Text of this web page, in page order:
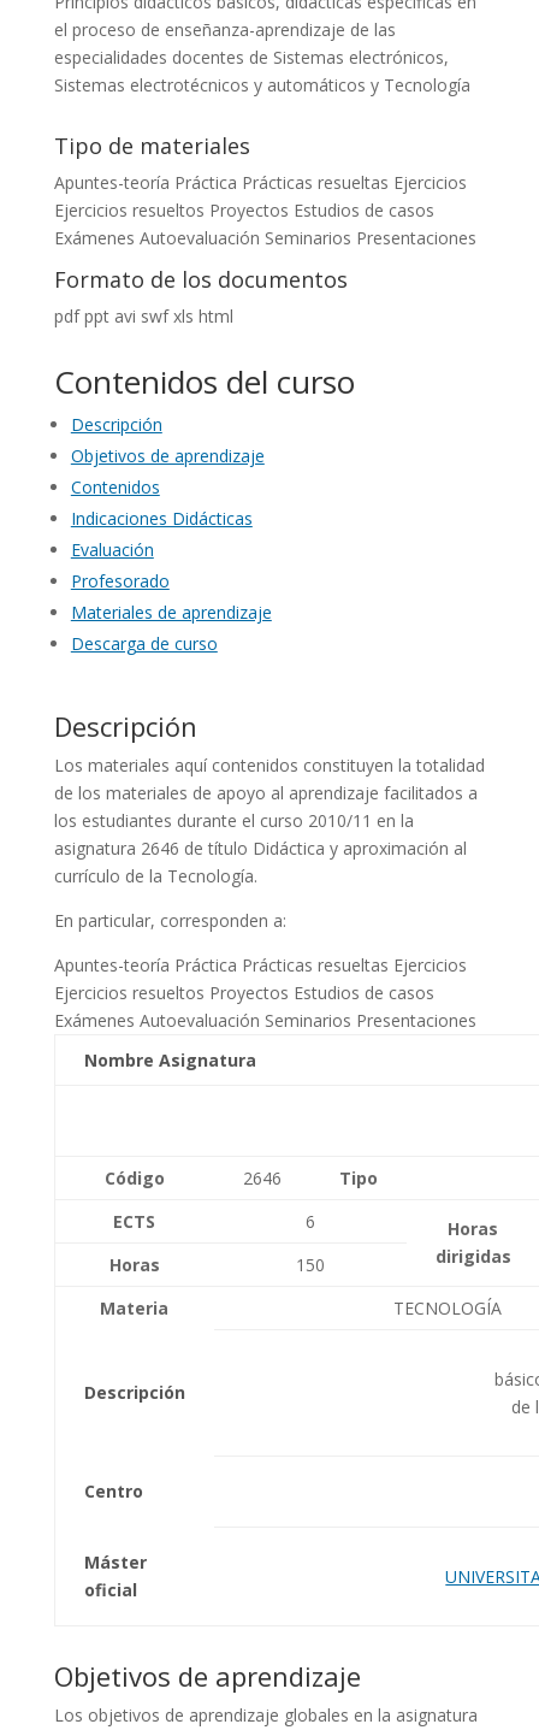
el proceso de enseñanza-aprendizaje de las
especialidades docentes de Sistemas electrónicos,
Sistemas electrotécnicos y automáticos y Tecnología
Tipo de materiales
Apuntes-teoría Práctica Prácticas resueltas Ejercicios
Ejercicios resueltos Proyectos Estudios de casos
Exámenes Autoevaluación Seminarios Presentaciones
Formato de los documentos
pdfppt avi swfxls html
Contenidos del curso
Descripción
Objetivos de aprendizaje
Contenidos
Indicaciones Didácticas
Evaluación
Profesorado
Materiales de aprendizaje
Descarga de curso
Descripción
Los materiales aquí contenidos constituyen la totalidad
de los materiales de apoyo al aprendizaje facilitados a
los estudiantes durante el curso 2010/11 en la
asignatura 2646 de título Didáctica y aproximación al
currículo de la Tecnología.
En particular, corresponden a:
Apuntes-teoría Práctica Prácticas resueltas Ejercicios
Ejercicios resueltos Proyectos Estudios de casos
Exámenes Autoevaluación Seminarios Presentaciones
Nombre Asignatura
Código 2646
Tipo
ECTS
6
Horas
dirigidas
Horas
150
Materia
TECNOLOGÍA
Descripción
de
Centro
Máster
oficial
Objetivos de aprendizaje
Los objetivos de aprendizaje globales en la asignatura